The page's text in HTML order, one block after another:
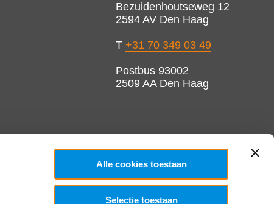
Alle cookies toestaan
Selectie toestaan
Bezuidenhoutseweg 12
2594 AV Den Haag
T +31 70 349 03 49
Postbus 93002
2509 AA Den Haag